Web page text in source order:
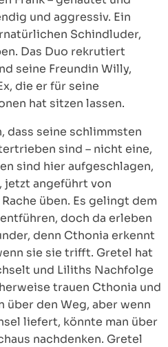
und aggressiv. Ein
Schindluder,
Das Duo rekrutiert
seine Freundin Willy,
die er für seine
hat sitzen lassen.
dass seine schlimmsten
sind – nicht eine,
sind hier aufgeschlagen,
jetzt angeführt von
üben. Es gelingt dem
doch da erleben
denn Cthonia erkennt
sie sie trifft. Gretel hat
und Liliths Nachfolge
trauen Cthonia und
über den Weg, aber wenn
liefert, könnte man über
nachdenken. Gretel